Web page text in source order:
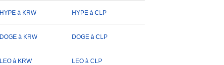
HYPE à KRW HYPE à CLP
DOGE à KRW DOGE à CLP
LEO à KRW LEO à CLP